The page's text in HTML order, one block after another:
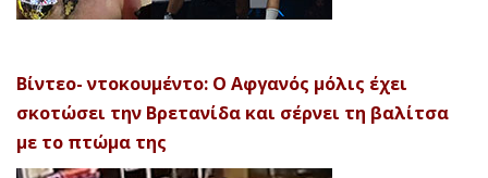
Βίντεο- ντοκουμέντο: Ο Αφγανός μόλις έχει
σκοτώσει την Βρετανίδα και σέρνει τη βαλίτσα
με το πτώμα της